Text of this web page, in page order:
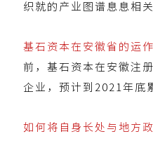
织就的产业图谱息息相关
基石资本在安徽省的运
前，基石资本在安徽注
企业，预计到2021年底
如何将自身长处与地方